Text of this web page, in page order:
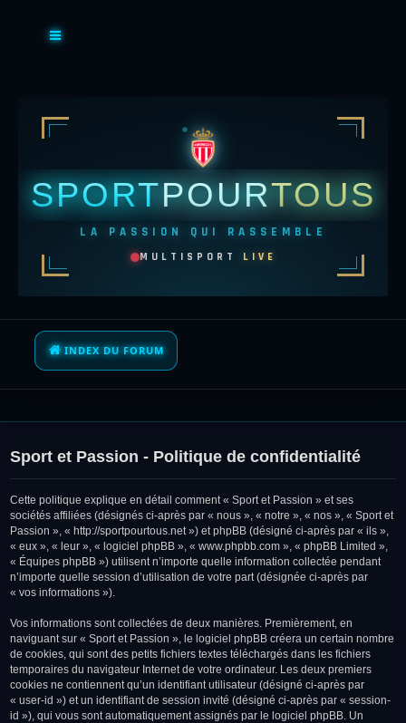
SPORTPOURTOUS
LA PASSION QUI RASSEMBLE
MULTISPORT LIVE
INDEX DU FORUM
Sport et Passion - Politique de confidentialité
Cette politique explique en détail comment « Sport et Passion » et ses
sociétés affiliées (désignés ci-après par « nous », « notre », « nos », « Sport et
Passion », « http://sportpourtous.net ») et phpBB (désigné ci-après par « ils »,
« eux », « leur », « logiciel phpBB », « www.phpbb.com », « phpBB Limited »,
« Équipes phpBB ») utilisent n’importe quelle information collectée pendant
n’importe quelle session d’utilisation de votre part (désignée ci-après par
« vos informations »).
Vos informations sont collectées de deux manières. Premièrement, en
naviguant sur « Sport et Passion », le logiciel phpBB créera un certain nombre
de cookies, qui sont des petits fichiers textes téléchargés dans les fichiers
temporaires du navigateur Internet de votre ordinateur. Les deux premiers
cookies ne contiennent qu’un identifiant utilisateur (désigné ci-après par
« user-id ») et un identifiant de session invité (désigné ci-après par « session-
id »), qui vous sont automatiquement assignés par le logiciel phpBB. Un